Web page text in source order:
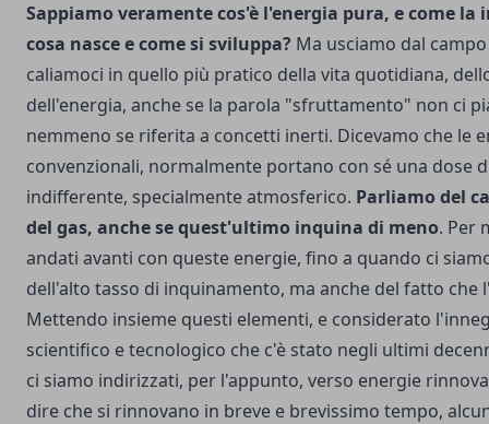
Sappiamo veramente cos'è l'energia pura, e come la
cosa nasce e come si sviluppa? Ma usciamo dal
caliamoci in quello più pratico della vita quotidiana,
dell'energia, anche se la parola "sfruttamento" non ci
nemmeno se riferita a concetti inerti. Dicevamo che le
convenzionali, normalmente portano con sé una dose
indifferente, specialmente atmosferico. Parliamo del
del gas, anche se quest'ultimo inquina di meno. Per
andati avanti con queste energie, fino a quando ci
dell'alto tasso di inquinamento, ma anche del fatto che
Mettendo insieme questi elementi, e considerato
scientifico e tecnologico che c'è stato negli ultimi
ci siamo indirizzati, per l'appunto, verso energie
dire che si rinnovano in breve e brevissimo tempo,